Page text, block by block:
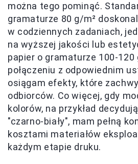
można tego pominąć.
gramaturze 80 g/m²
w codziennych zadaniach,
na wyższej jakości lub
papier o gramaturze 100-120
połączeniu z odpowiednim
osiągam efekty, które
odbiorców. Co więcej, gdy
kolorów, na przykład
"czarno-biały", mam pełną
kosztami materiałów
każdym etapie druku.